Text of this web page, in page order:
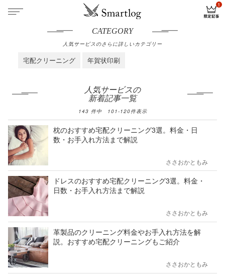
CATEGORY
人気サービスのさらに詳しいカテゴリー
宅配クリーニング 年賀状印刷
人気サービスの
新着記事一覧
143 件中 101-120件表示
枕のおすすめ宅配クリーニング3選。料金・日
数・お手入れ方法まで解説
ささおかともみ
ドレスのおすすめ宅配クリーニング3選。料金・
日数・お手入れ方法まで解説
ささおかともみ
革製品のクリーニング料金やお手入れ方法を解
説。おすすめ宅配クリーニングもご紹介
ささおかともみ